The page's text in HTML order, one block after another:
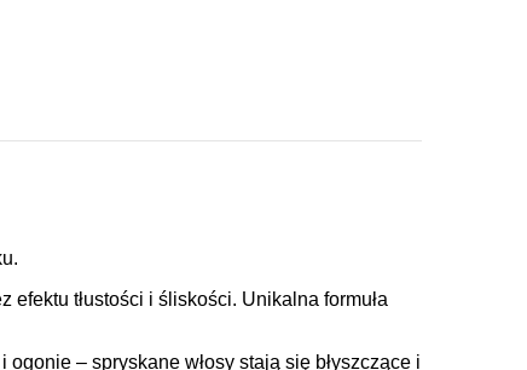
efektu tłustości i śliskości. Unikalna formuła
– spryskane włosy stają się błyszczące i